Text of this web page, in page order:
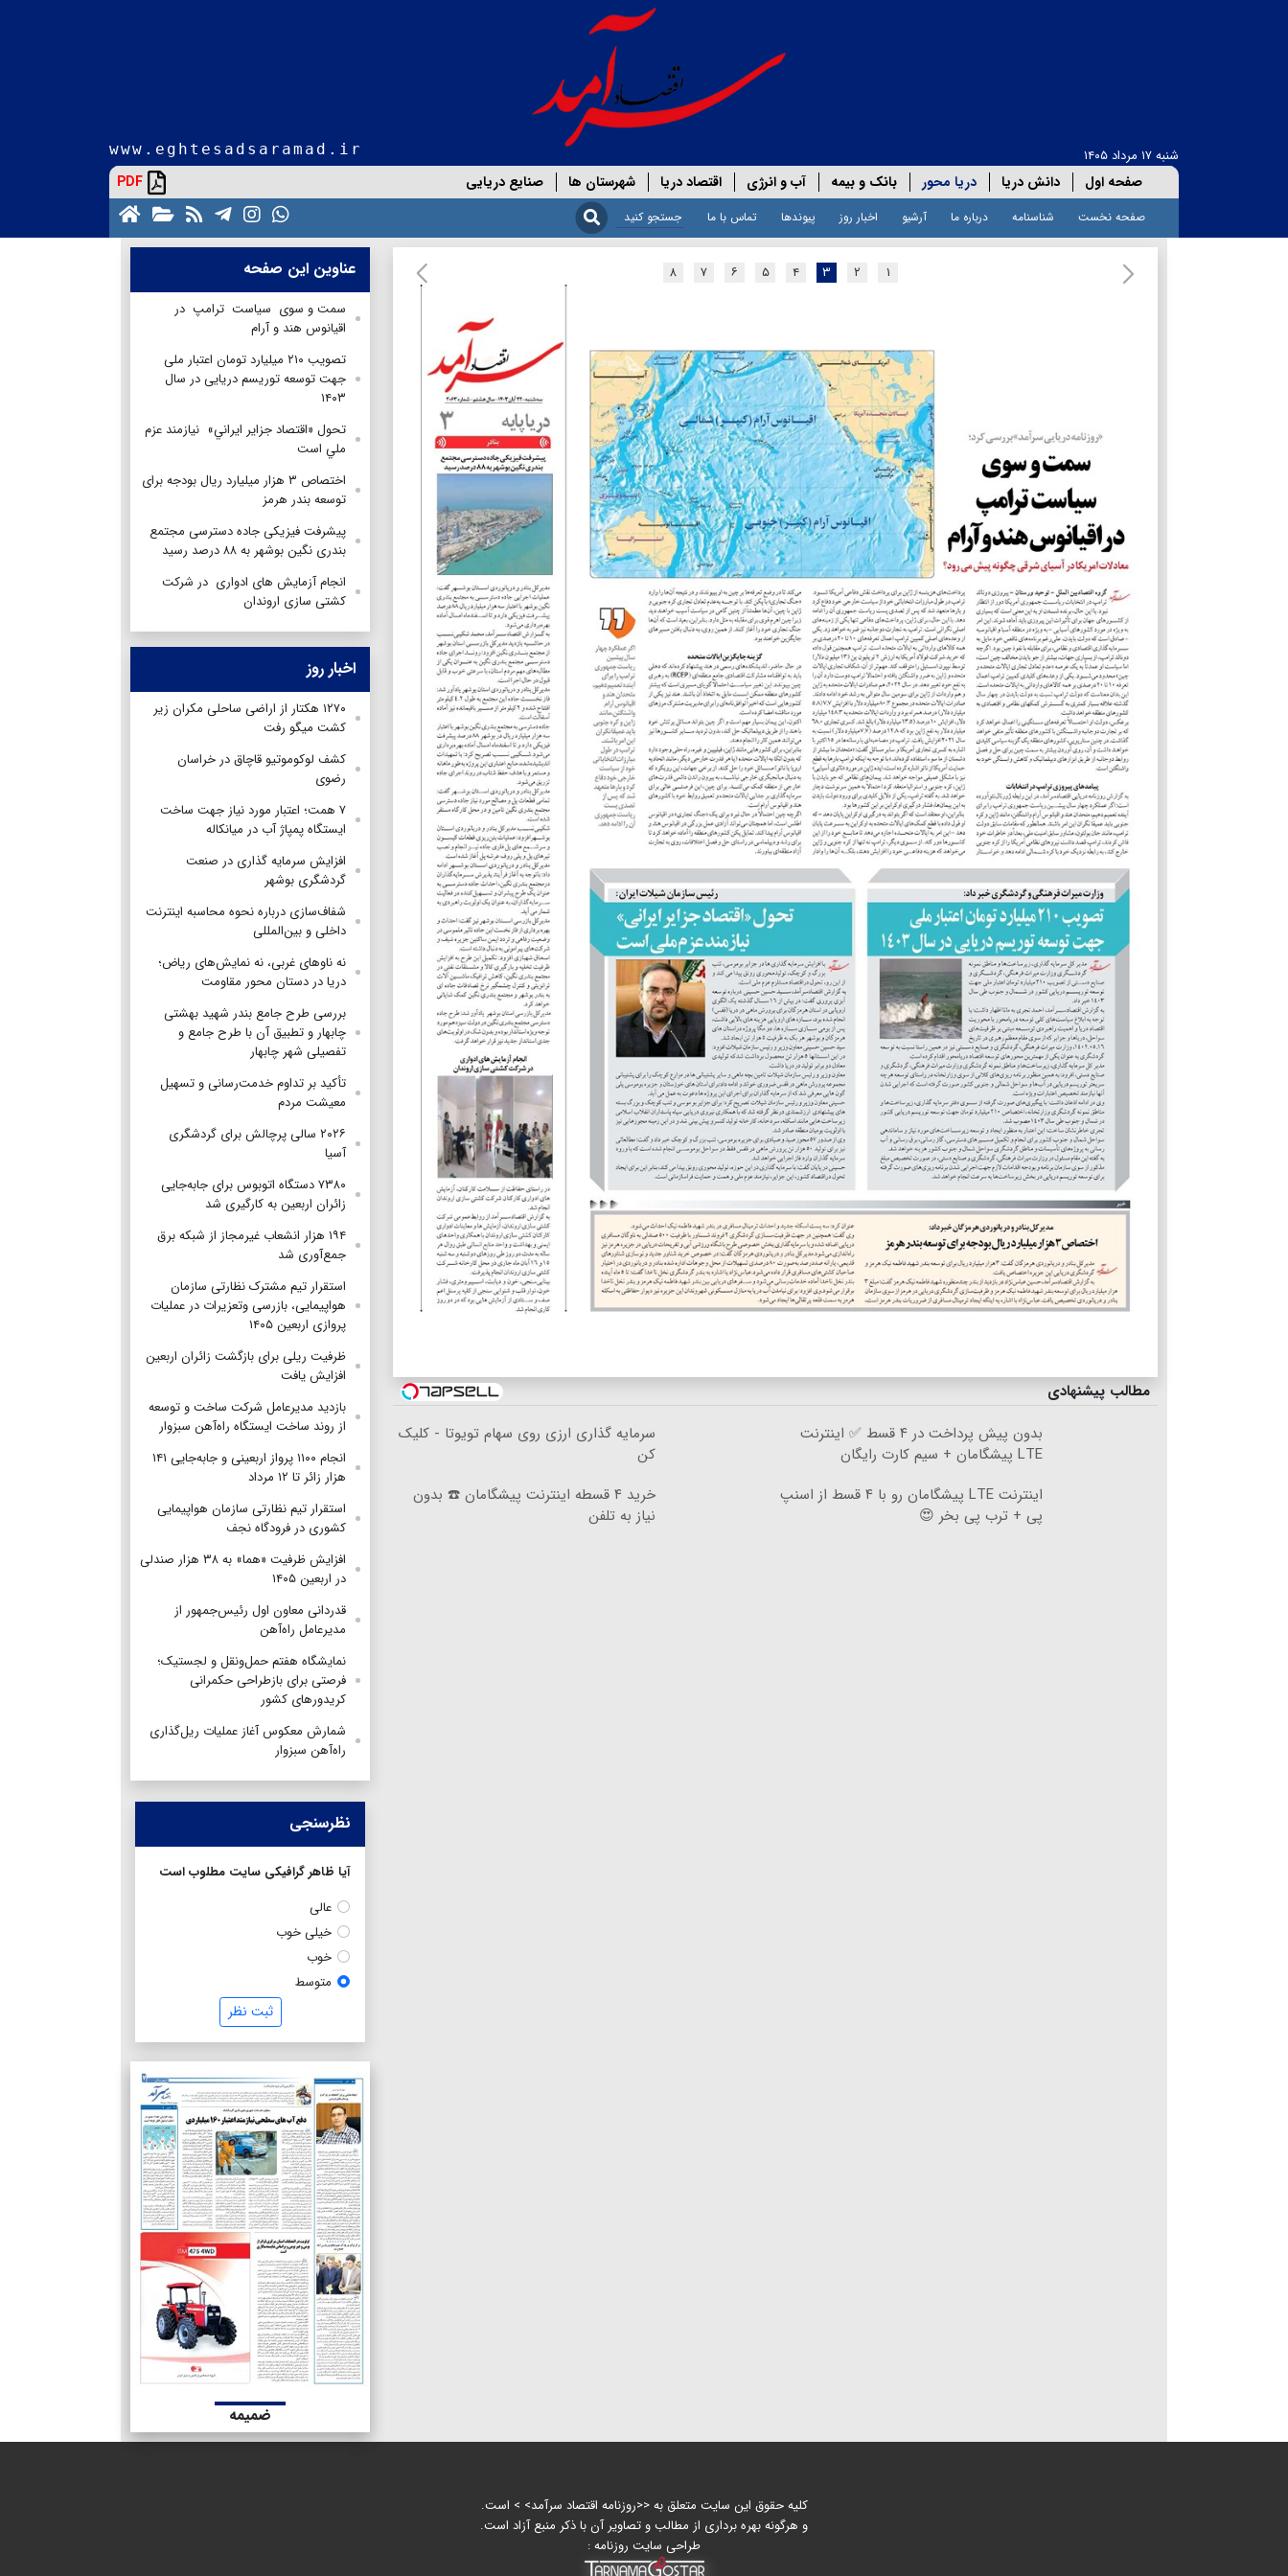
شنبه ۱۷ مرداد ۱۴۰۵ www.eghtesadsaramad.ir
صفحه اول دانش دریا دریا محور بانک و بیمه آب و انرژی اقتصاد دریا شهرستان ها صنایع دریایی PDF
صفحه نخست شناسنامه درباره ما آرشیو اخبار روز پیوندها تماس با ما
۱ ۲ ۳ ۴ ۵ ۶ ۷ ۸
مطالب پیشنهادی
بدون پیش پرداخت در ۴ قسط ✅ اینترنت
LTE پیشگامان + سیم کارت رایگان
سرمایه گذاری ارزی روی سهام تویوتا - کلیک
کن
اینترنت LTE پیشگامان رو با ۴ قسط از اسنپ
پی + ترب پی بخر 😍
خرید ۴ قسطه اینترنت پیشگامان ☎️ بدون
نیاز به تلفن
عناوین این صفحه
سمت و سوی سیاست ترامپ در
اقیانوس هند و آرام
تصویب ۲۱۰ میلیارد تومان اعتبار ملی
جهت توسعه توریسم دریایی در سال
۱۴۰۳
تحول «اقتصاد جزاير ايراني» نيازمند عزم
ملي است
اختصاص ۳ هزار میلیارد ریال بودجه برای
توسعه بندر هرمز
پیشرفت فیزیکی جاده دسترسی مجتمع
بندری نگین بوشهر به ۸۸ درصد رسید
انجام آزمایش های ادواری در شرکت
کشتی سازی اروندان
اخبار روز
۱۲۷۰ هکتار از اراضی ساحلی مکران زیر
کشت میگو رفت
کشف لوکوموتیو قاچاق در خراسان
رضوی
۷ همت؛ اعتبار مورد نیاز جهت ساخت
ایستگاه پمپاژ آب در میانکاله
افزایش سرمایه گذاری در صنعت
گردشگری بوشهر
شفاف‌سازی درباره نحوه محاسبه اینترنت
داخلی و بین‌المللی
نه ناوهای غربی، نه نمایش‌های ریاض؛
دریا در دستان محور مقاومت
بررسی طرح جامع بندر شهید بهشتی
چابهار و تطبیق آن با طرح جامع و
تفصیلی شهر چابهار
تأکید بر تداوم خدمت‌رسانی و تسهیل
معیشت مردم
۲۰۲۶ سالی پرچالش برای گردشگری
آسیا
۷۳۸۰ دستگاه اتوبوس برای جابه‌جایی
زائران اربعین به‌ کارگیری شد
۱۹۴ هزار انشعاب غیرمجاز از شبکه برق
جمع‌آوری شد
استقرار تیم مشترک نظارتی سازمان
هواپیمایی، بازرسی وتعزیرات در عملیات
پروازی اربعین ۱۴۰۵
ظرفیت ریلی برای بازگشت زائران اربعین
افزایش یافت
بازدید مدیرعامل شرکت ساخت و توسعه
از روند ساخت ایستگاه راه‌آهن سبزوار
انجام ۱۱۰۰ پرواز اربعینی و جابه‌جایی ۱۴۱
هزار زائر تا ۱۲ مرداد
استقرار تیم‌ نظارتی سازمان هواپیمایی
کشوری در فرودگاه نجف
افزایش ظرفیت «هما» به ۳۸ هزار صندلی
در اربعین ۱۴۰۵
قدردانی معاون اول رئیس‌جمهور از
مدیرعامل راه‌آهن
نمایشگاه هفتم حمل‌ونقل و لجستیک؛
فرصتی برای بازطراحی حکمرانی
کریدورهای کشور
شمارش معکوس آغاز عملیات ریل‌گذاری
راه‌آهن سبزوار
نظرسنجی
آیا ظاهر گرافیکی سایت مطلوب است
عالی
خیلی خوب
خوب
متوسط
ثبت نظر
ضمیمه
کلیه حقوق این سایت متعلق به <<روزنامه اقتصاد سرآمد> > است.
و هرگونه بهره برداری از مطالب و تصاویر آن با ذکر منبع آزاد است.
طراحی سایت روزنامه :